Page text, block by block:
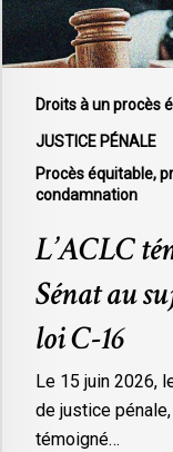
Droits à un procès
JUSTICE PÉNALE
Procès équitable,
condamnation
du
projet
de
L’ACLC
Sénat au
loi C-16
Le 15 juin 2026,
de justice
témoigné…